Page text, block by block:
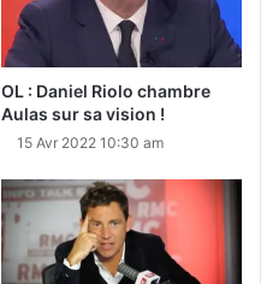
OL : Daniel Riolo chambre
Aulas sur sa vision !
15 Avr 2022 10:30 am